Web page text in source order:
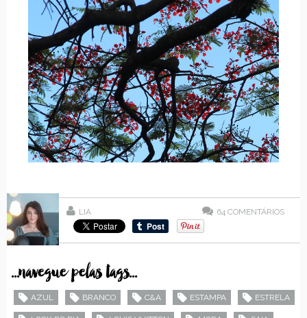
LIA 64 COMENTÁRIOS
...navegue pelas tags...
AZUL BRANCO C&A ESTAMPA ESTRELA